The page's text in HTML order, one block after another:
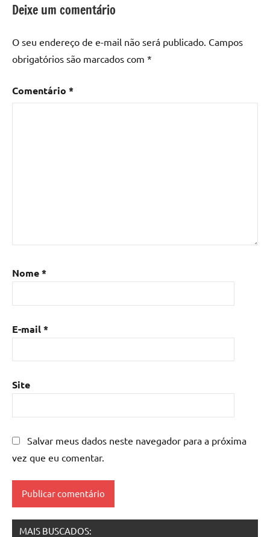
epoxi
mesa
madeira,
Mesa
madeira
com
de
com
madeira
mesa
epoxi
mesa
de
mesas
resinadas
Deixe um comentário
O seu endereço de e-mail não será publicado. Campos
obrigatórios são marcados com *
Comentário *
Nome*
E-mail*
Site
Salvar meus dados neste navegador para a próxima
vez que eu comentar.
MAIS BUSCADOS: